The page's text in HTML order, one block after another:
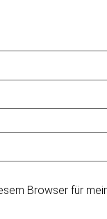
Browser für